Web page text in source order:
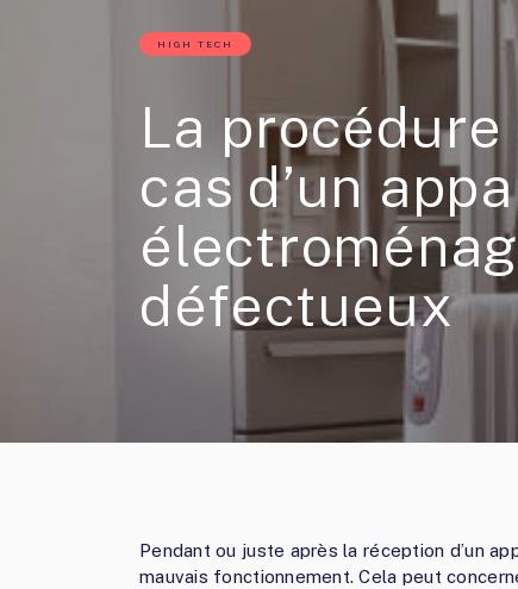
HIGH TECH
La
cas d’un
défectueux
Pendant ou juste après la réception d’un
mauvais fonctionnement. Cela peut